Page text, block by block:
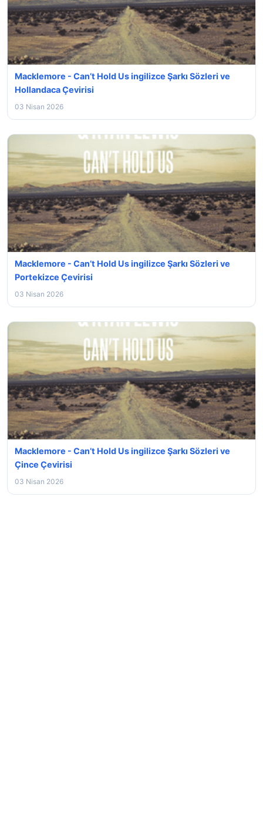
Macklemore - Can’t Hold Us ingilizce Şarkı Sözleri ve
Hollandaca Çevirisi
03 Nisan 2026
Macklemore - Can’t Hold Us ingilizce Şarkı Sözleri ve
Portekizce Çevirisi
03 Nisan 2026
Macklemore - Can’t Hold Us ingilizce Şarkı Sözleri ve
Çince Çevirisi
03 Nisan 2026